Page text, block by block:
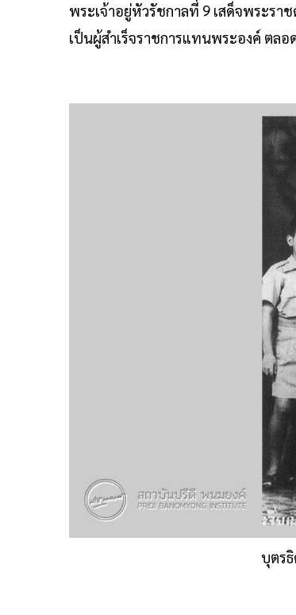
พระเจ้าอยู่หัวรัชกาลที่ 9 เสด็จพระร
เป็นผู้สำเร็จราชการแทนพระองค์ ตล
บุตร